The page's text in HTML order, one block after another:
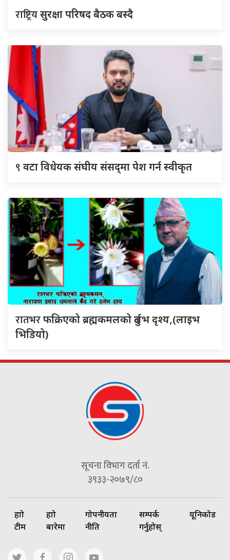
राष्ट्रियसुरक्षा परिषद बैठक बस्दै
९ वटा विधेयक संघीय संसद्‌मा पेश गर्न स्वीकृत
रातभरफक्रिएको ब्रह्मकमलको दुर्लभ दृश्य,(लाइभ
भिडियो)
सूचना विभाग दर्ता नं.
३९३३-२०७९/८०
हाम्रो
टीम
हाम्रो
बारेमा
गोपनीयता
नीति
सम्पर्क
गर्नुहोस्
यूनिकोड